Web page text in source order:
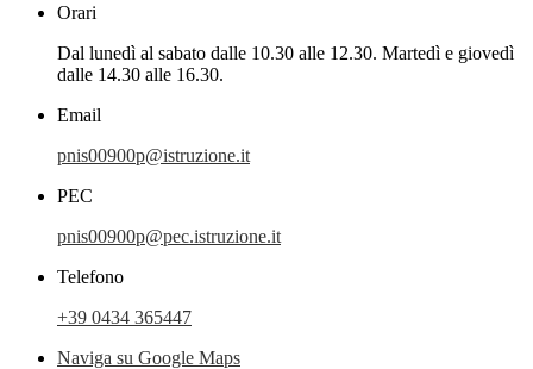
Orari
Dal lunedì al sabato dalle 10.30 alle 12.30. Martedì e giovedì
dalle 14.30 alle 16.30.
Email
pnis00900p@istruzione.it
PEC
pnis00900p@pec.istruzione.it
Telefono
+39 0434 365447
Naviga su Google Maps